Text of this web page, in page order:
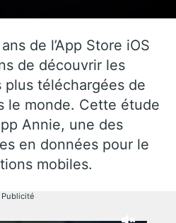
de l’App Store iOS
de découvrir les
plus téléchargées de
le monde. Cette étude
Annie, une des
en données pour le
mobiles.
Publicité